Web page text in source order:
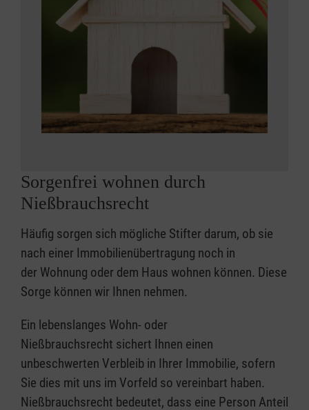
Sorgenfrei wohnen durch
Nießbrauchsrecht
Häufig sorgen sich mögliche Stifter darum, ob sie
nach einer Immobilienübertragung noch in
der Wohnung oder dem Haus wohnen können. Diese
Sorge können wir Ihnen nehmen.
Ein lebenslanges Wohn- oder
Nießbrauchsrecht sichert Ihnen einen
unbeschwerten Verbleib in Ihrer Immobilie, sofern
Sie dies mit uns im Vorfeld so vereinbart haben.
Nießbrauchsrecht bedeutet, dass eine Person Anteil